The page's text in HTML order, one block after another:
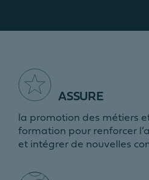
ASSURE
la promotion des métiers
formation pour renforcer
et intégrer de nouvelles